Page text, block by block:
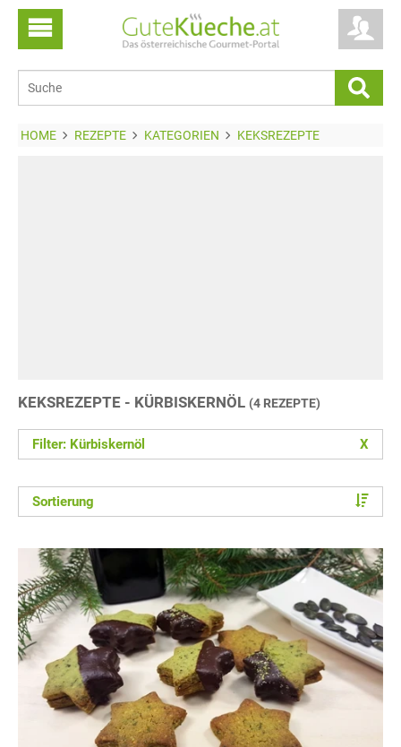
HOME REZEPTE KATEGORIEN KEKSREZEPTE
KEKSREZEPTE - KÜRBISKERNÖL (4 REZEPTE)
Filter: Kürbiskernöl X
Sortierung